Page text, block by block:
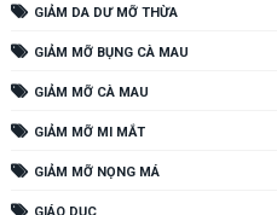
GIẢM DA DƯ MỠ THỪA
GIẢM MỠ BỤNG CÀ MAU
GIẢM MỠ CÀ MAU
GIẢM MỠ MI MẮT
GIẢM MỠ NỌNG MÁ